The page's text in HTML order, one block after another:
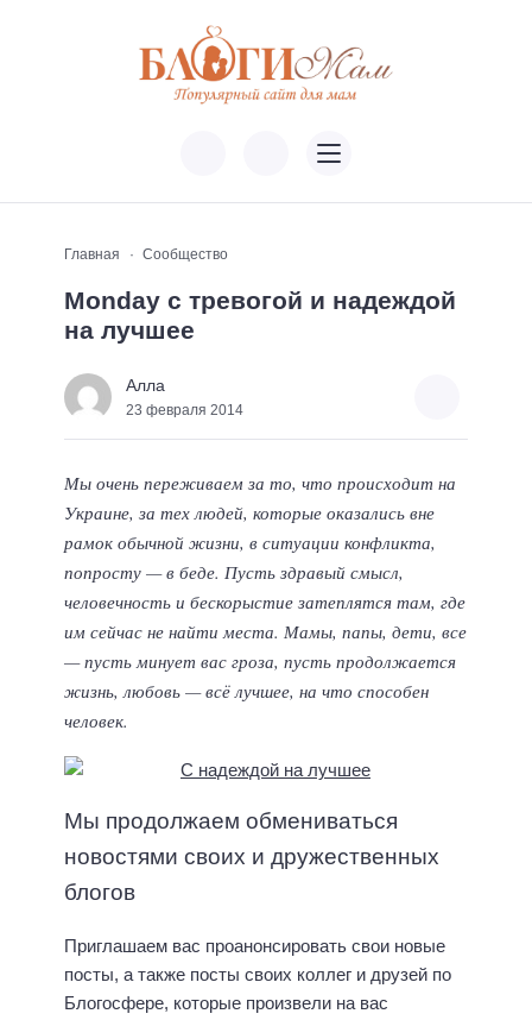
Главная Сообщество
Monday с тревогой и надеждой
на лучшее
Алла
23 февраля 2014
Мы очень переживаем за то, что происходит на
Украине, за тех людей, которые оказались вне
рамок обычной жизни, в ситуации конфликта,
попросту — в беде. Пусть здравый смысл,
человечность и бескорыстие затеплятся там, где
им сейчас не найти места. Мамы, папы, дети, все
— пусть минует вас гроза, пусть продолжается
жизнь, любовь — всё лучшее, на что способен
человек.
Мы продолжаем обмениваться
новостями своих и дружественных
блогов
Приглашаем вас проанонсировать свои новые
посты, а также посты своих коллег и друзей по
Блогосфере, которые произвели на вас